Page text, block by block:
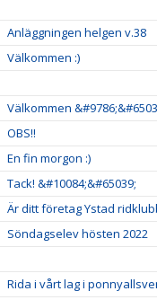
Anläggningen helgen v.38
Välkommen :)
Välkommen
OBS!!
En fin morgon :)
Tack! &#10084;&#65039;
Är ditt företag Ystad
Söndagselev hösten 2022
Rida i vårt lag i